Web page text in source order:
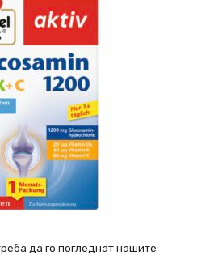
да го погледнат нашите